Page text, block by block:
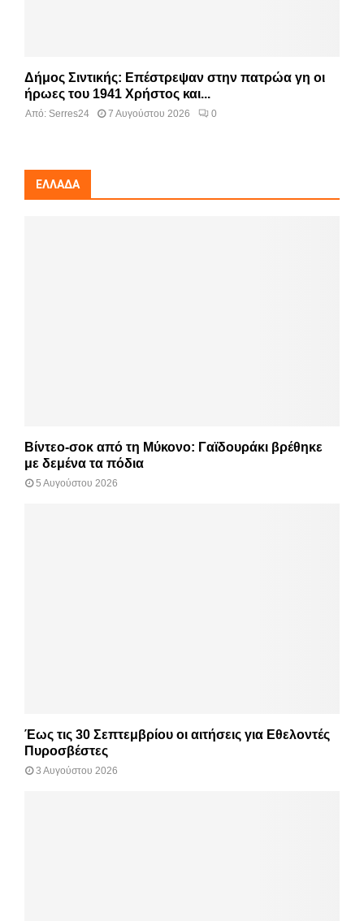
Δήμος Σιντικής: Επέστρεψαν στην πατρώα γη οι
ήρωες του 1941 Χρήστος και...
Από: Serres24 7 Αυγούστου 2026 0
ΕΛΛΆΔΑ
Βίντεο-σοκ από τη Μύκονο: Γαϊδουράκι βρέθηκε
με δεμένα τα πόδια
5 Αυγούστου 2026
Έως τις 30 Σεπτεμβρίου οι αιτήσεις για Εθελοντές
Πυροσβέστες
3 Αυγούστου 2026